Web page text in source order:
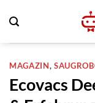
Inhalt
springen
MAGAZIN,
Ecovacs